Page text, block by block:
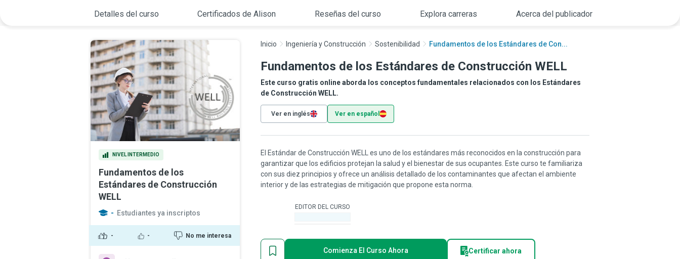
Detalles del curso Certificados de Alison Reseñas del curso Explora carreras Acerca del publicador
NIVEL INTERMEDIO
Fundamentos de los
Estándares de Construcción
WELL
- Estudiantes ya inscriptos
- - No me interesa
Inicio Ingeniería y Construcción Sostenibilidad Fundamentos de los Estándares de Con...
Fundamentos de los Estándares de Construcción WELL
Este curso gratis online aborda los conceptos fundamentales relacionados con los Estándares
de Construcción WELL.
Ver en inglés Ver en español
El Estándar de Construcción WELL es uno de los estándares más reconocidos en la construcción para
garantizar que los edificios protejan la salud y el bienestar de sus ocupantes. Este curso te familiariza
con sus diez principios y ofrece un análisis detallado de los contaminantes que afectan el ambiente
interior y de las estrategias de mitigación que propone esta norma.
EDITOR DEL CURSO
Comienza El Curso Ahora Certificar ahora